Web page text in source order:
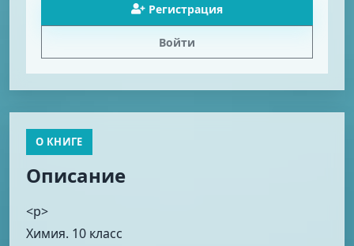
Регистрация
Войти
О КНИГЕ
Описание
<p>
Химия. 10 класс